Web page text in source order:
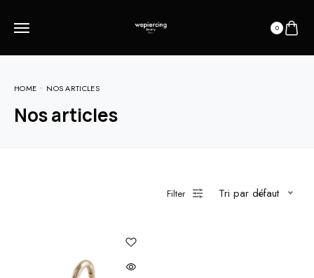
0
HOME NOS ARTICLES
Nos articles
Filter Tri par défaut